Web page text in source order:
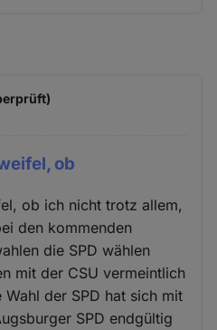
ob
ob ich nicht trotz allem,
den kommenden
die SPD wählen
mit der CSU vermeintlich
der SPD hat sich mit
SPD endgültig